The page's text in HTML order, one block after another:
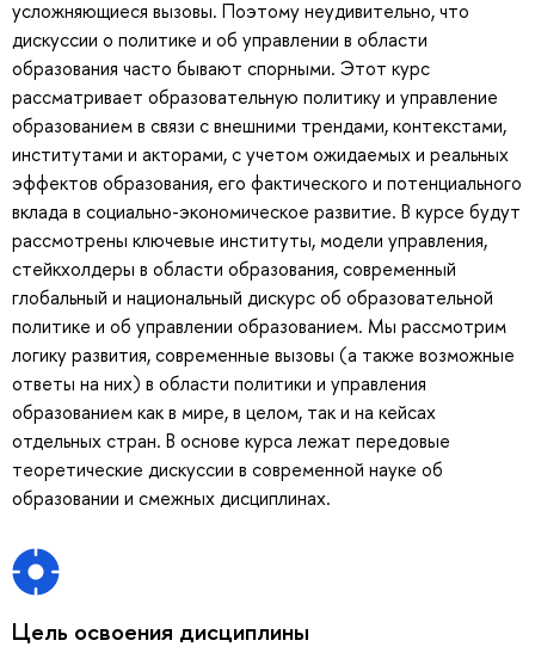
усложняющиеся вызовы. Поэтому неудивительно, что
дискуссии о политике и об управлении в области
образования часто бывают спорными. Этот курс
рассматривает образовательную политику и управление
образованием в связи с внешними трендами, контекстами,
институтами и акторами, с учетом ожидаемых и реальных
эффектов образования, его фактического и потенциального
вклада в социально-экономическое развитие. В курсе будут
рассмотрены ключевые институты, модели управления,
стейкхолдеры в области образования, современный
глобальный и национальный дискурс об образовательной
политике и об управлении образованием. Мы рассмотрим
логику развития, современные вызовы (а также возможные
ответы на них) в области политики и управления
образованием как в мире, в целом, так и на кейсах
отдельных стран. В основе курса лежат передовые
теоретические дискуссии в современной науке об
образовании и смежных дисциплинах.
Цель освоения дисциплины